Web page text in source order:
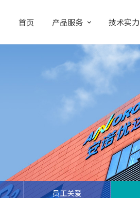
首页 产品服务 技术实力
员工关爱